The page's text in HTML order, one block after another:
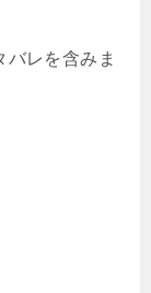
バレを含みま